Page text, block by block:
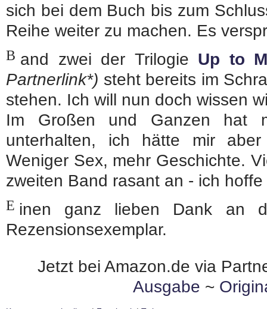
sich bei dem Buch bis zum
Reihe weiter zu machen. Es
B and zwei der Trilogie Up to
Partnerlink*) steht bereits im
stehen. Ich will nun doch wissen
Im Großen und Ganzen hat
unterhalten, ich hätte mir
Weniger Sex, mehr Geschichte.
zweiten Band rasant an - ich hoffe
E inen ganz lieben Dank an
Rezensionsexemplar.
Jetzt bei Amazon.de via
Ausgabe ~